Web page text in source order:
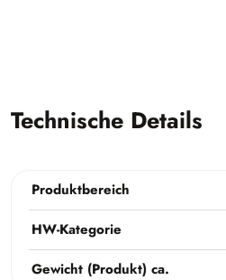
Technische Details
Produktbereich
HW-Kategorie
Gewicht (Produkt) ca.